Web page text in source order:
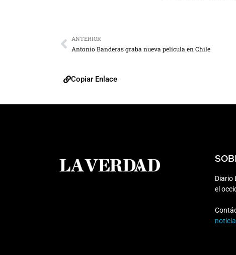
ANTERIOR
Antonio Banderas graba nueva película en Chile
Copiar Enlace
Diario
el